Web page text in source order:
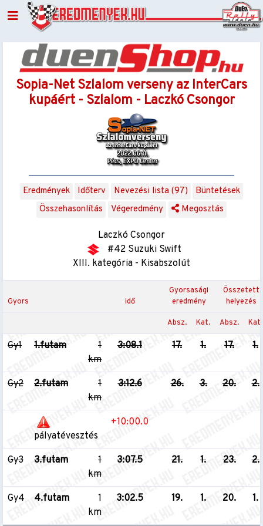
Sopia-Net Szlalom verseny az InterCars
kupáért - Szlalom - Laczkó Csongor
Eredmények Időterv Nevezési lista (97)
Büntetések
Összehasonlítás
Végeredmény Megosztás
Laczkó Csongor
#42 Suzuki Swift
XIII. kategória - Kisabszolút
Gyors idő
Gyorsasági
eredmény
Összetett
helyezés
Absz. Kat. Absz. Kat.
Gy1 1.futam
1
km
3:08.1 17. 1. 17. 1.
Gy2 2.futam
1
km
3:12.6 26. 3. 20. 2.
pályatévesztés
+10:00.0
Gy3 3.futam
1
km
3:07.5 21. 1. 23. 2.
Gy4 4.futam
1
km
3:02.5 19. 1. 20. 1.